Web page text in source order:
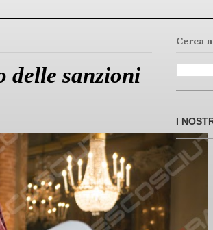
delle sanzioni
Cerca
I